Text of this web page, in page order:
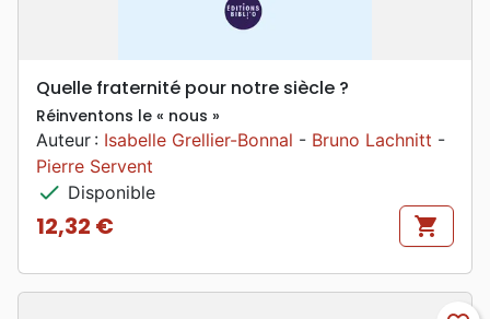
Quelle fraternité pour notre siècle ?
Réinventons le « nous »
Auteur : Isabelle Grellier-Bonnal - Bruno Lachnitt -
Pierre Servent
check Disponible
Prix
12,32 € shopping_cart